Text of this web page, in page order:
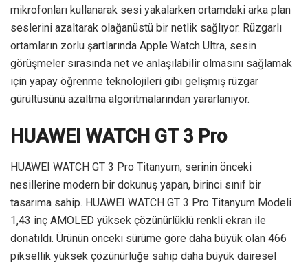
mikrofonları kullanarak sesi yakalarken ortamdaki arka plan
seslerini azaltarak olağanüstü bir netlik sağlıyor. Rüzgarlı
ortamların zorlu şartlarında Apple Watch Ultra, sesin
görüşmeler sırasında net ve anlaşılabilir olmasını sağlamak
için yapay öğrenme teknolojileri gibi gelişmiş rüzgar
gürültüsünü azaltma algoritmalarından yararlanıyor.
HUAWEI WATCH GT 3 Pro
HUAWEI WATCH GT 3 Pro Titanyum, serinin önceki
nesillerine modern bir dokunuş yapan, birinci sınıf bir
tasarıma sahip. HUAWEI WATCH GT 3 Pro Titanyum Modeli
1,43 inç AMOLED yüksek çözünürlüklü renkli ekran ile
donatıldı. Ürünün önceki sürüme göre daha büyük olan 466
piksellik yüksek çözünürlüğe sahip daha büyük dairesel